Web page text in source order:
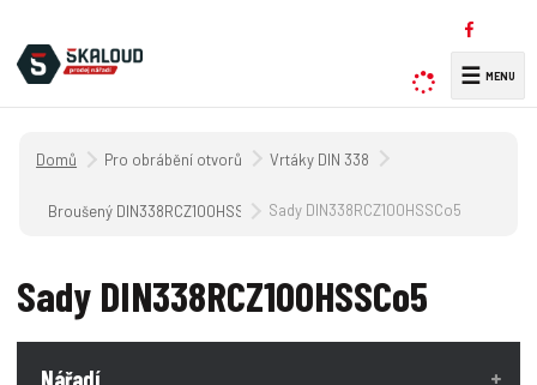
y
t
☰
Úvodní strana
Pro obrábění otvorů Vrtáky DIN 338
Broušený DIN338RCZ100HSSCo5Sady DIN338RCZ100HSSCo5
Sady DIN338RCZ100HSSCo5